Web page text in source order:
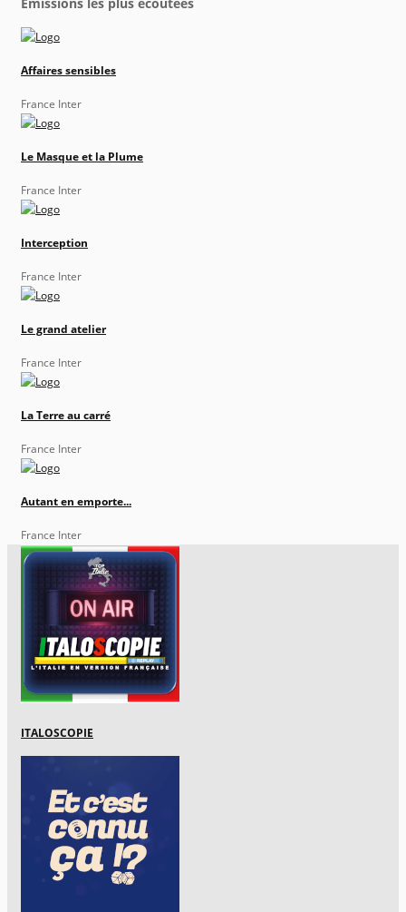
Affaires sensibles
France Inter
Le Masque et la Plume
France Inter
Interception
France Inter
Le grand atelier
France Inter
La Terre au carré
France Inter
Autant en emporte...
France Inter
ITALOSCOPIE